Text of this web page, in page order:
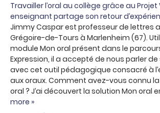
Travailler l’oral au collège grâce au Projet
enseignant partage son retour
Jimmy Caspar est professeur de lettres
Grégoire-de-Tours à Marlenheim (67).
module Mon oral présent dans le
Expression, il a accepté de nous parler
avec cet outil pédagogique consacré à
aux oraux. Comment avez-vous connu
oral ? J’ai découvert la solution Mon oral
more »